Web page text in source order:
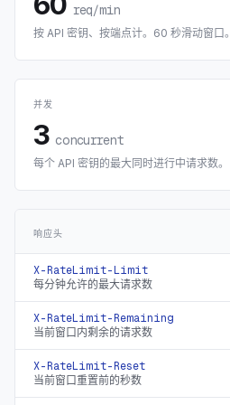
req/min
按 API 密钥、按端点计。60 秒滑动窗口。
并发
3 concurrent
每个 API 密钥的最大同时进行中请求数。
响应头
X-RateLimit-Limit
每分钟允许的最大请求数
X-RateLimit-Remaining
当前窗口内剩余的请求数
X-RateLimit-Reset
当前窗口重置前的秒数